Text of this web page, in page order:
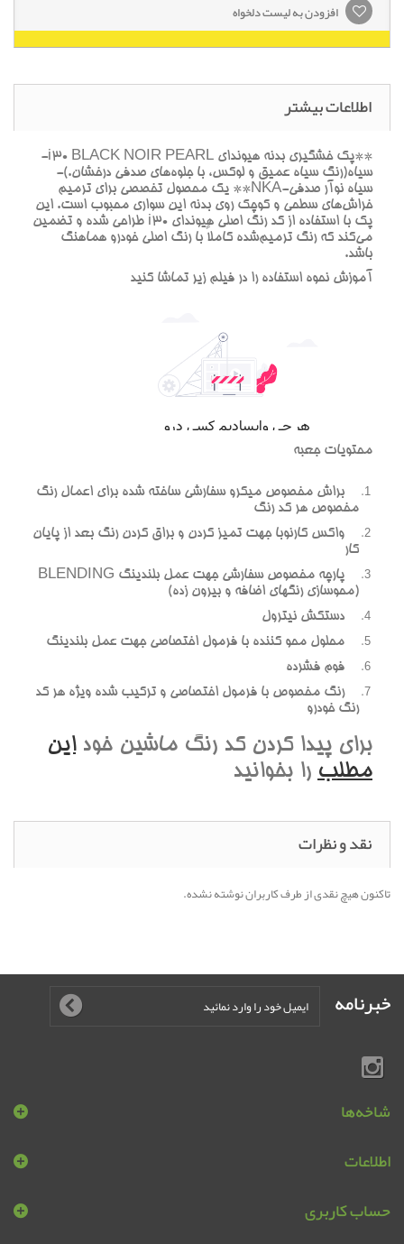
افزودن به لیست دلخواه
اطلاعات بیشتر
**پک خشگيري بدنه هيونداي i30 BLACK NOIR PEARL-
سياه(رنگ سياه عميق و لوکس، با جلوه‌هاي صدفي درخشان.)-
سياه نوآر صدفي-NKA** يک محصول تخصصي براي ترميم
خراش‌هاي سطحي و کوچک روي بدنه اين سواري محبوب است. اين
پک با استفاده از کد رنگ اصلي هيونداي i30 طراحي شده و تضمين
مي‌کند که رنگ ترميم‌شده کاملاً با رنگ اصلي خودرو هماهنگ
باشد.
آموزش نحوه استفاده را در فيلم زير تماشا کنيد
محتويات جعبه
براش مخصوص ميکرو سفارشي ساخته شده براي اعمال رنگ
مخصوص هر کد رنگ
واکس کارنوبا جهت تميز کردن و براق کردن رنگ بعد از پايان
کار
پارچه مخصوص سفارشي جهت عمل بلندينگ BLENDING
(محوسازي رنگهاي اضافه و بيرون زده)
دستکش نيترول
محلول محو کننده با فرمول اختصاصي جهت عمل بلندينگ
فوم فشرده
رنگ مخصوص با فرمول اختصاصي و ترکيب شده ويژه هر کد
رنگ خودرو
براي پيدا کردن کد رنگ ماشين خوداين
مطلب را بخوانيد
نقد و نظرات
تاکنون هیچ نقدی از طرف کاربران نوشته نشده.
خبرنامه
شاخه‌ها
اطلاعات
حساب کاربری